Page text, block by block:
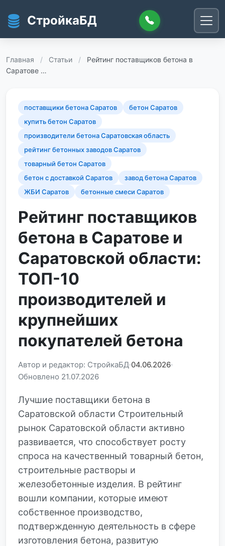
СтройкаБД
Главная / Статьи /
Рейтинг поставщиков бетона в
Саратове …
поставщики бетона Саратов
бетон Саратов
купить бетон Саратов
производители бетона Саратовская область
рейтинг бетонных заводов Саратов
товарный бетон Саратов
бетон с доставкой Саратов
завод бетона Саратов
ЖБИ Саратов
бетонные смеси Саратов
Рейтинг поставщиков
бетона в Саратове и
Саратовской области:
ТОП-10
производителей и
крупнейших
покупателей бетона
Автор и редактор: СтройкаБД 04.06.2026
Обновлено 21.07.2026
Лучшие поставщики бетона в
Саратовской области Строительный
рынок Саратовской области активно
развивается, что способствует росту
спроса на качественный товарный бетон,
строительные растворы и
железобетонные изделия. В рейтинг
вошли компании, которые имеют
собственное производство,
подтвержденную деятельность в сфере
изготовления бетона, развитую